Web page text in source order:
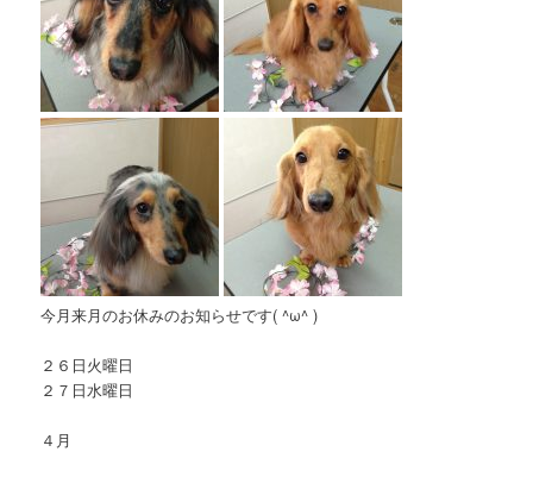
今月来月のお休みのお知らせです( ^ω^ )
２６日火曜日
２７日水曜日
４月